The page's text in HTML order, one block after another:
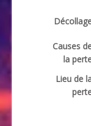
Causes
la
Lieu de